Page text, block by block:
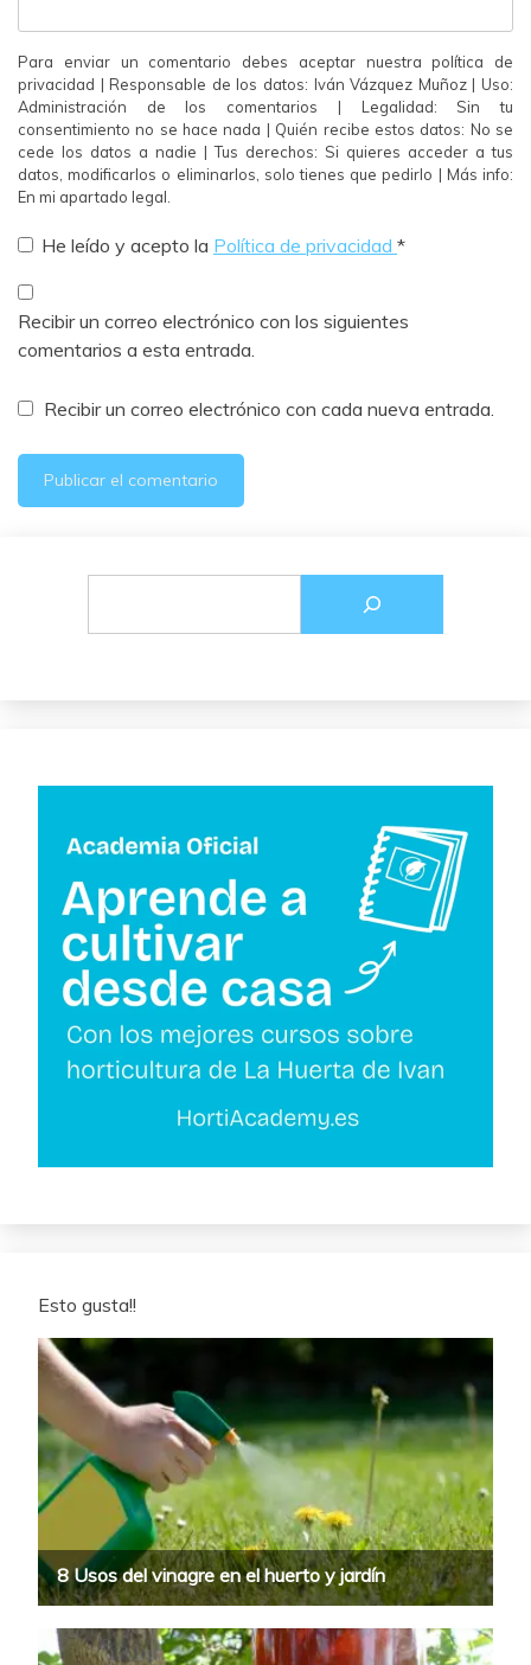
Para enviar un comentario debes aceptar nuestra política de
privacidad | Responsable de los datos: Iván Vázquez Muñoz | Uso:
Administración de los comentarios | Legalidad: Sin tu
consentimiento no se hace nada | Quién recibe estos datos: No se
cede los datos a nadie | Tus derechos: Si quieres acceder a tus
datos, modificarlos o eliminarlos, solo tienes que pedirlo | Más info:
En mi apartado legal.
He leído y acepto la Política de privacidad *
Recibir un correo electrónico con los siguientes
comentarios a esta entrada.
Recibir un correo electrónico con cada nueva entrada.
Esto gusta!!